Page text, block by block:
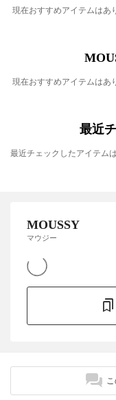
現在おすすめアイテムはあ
現在おすすめアイテムはあ
最近
最近チェックしたアイテム
MOUSSY
マウジー